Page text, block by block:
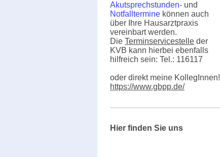
Akutsprechstunden- und
Notfalltermine können auch
über Ihre Hausarztpraxis
vereinbart werden.
Die Terminservicestelle der
KVB kann hierbei ebenfalls
hilfreich sein: Tel.: 116117
oder direkt meine KollegInnen!
https://www.gbpp.de/
Hier finden Sie uns